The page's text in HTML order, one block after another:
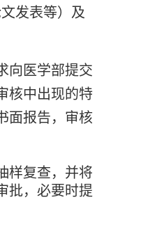
发表等）及
向医学部提交
核中出现的特
面报告，审核
样复查，并将
批，必要时提